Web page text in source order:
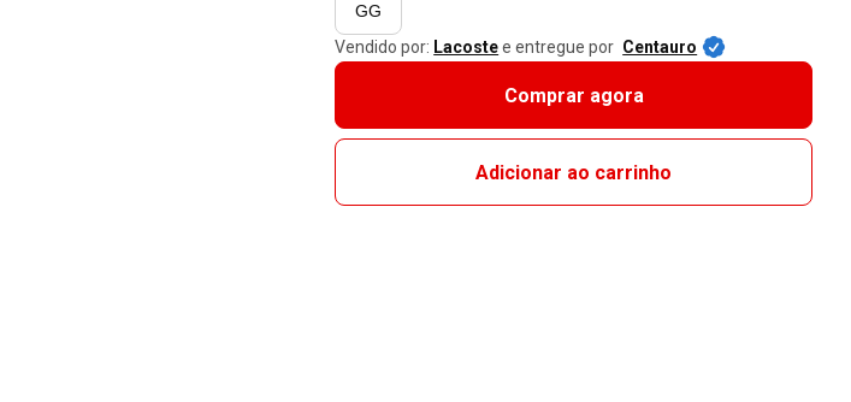
GG
Vendido por: Lacostee entregue por Centauro
Comprar agora
Adicionar ao carrinho